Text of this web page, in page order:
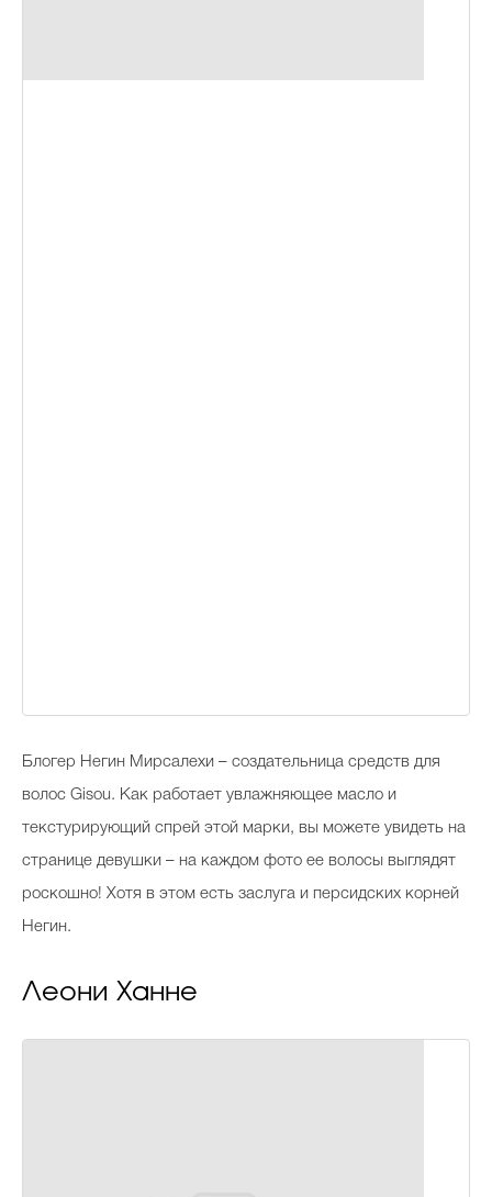
Блогер Негин Мирсалехи – создательница средств для
волос Gisou. Как работает увлажняющее масло и
текстурирующий спрей этой марки, вы можете увидеть на
странице девушки – на каждом фото ее волосы выглядят
роскошно! Хотя в этом есть заслуга и персидских корней
Негин.
Леони Ханне